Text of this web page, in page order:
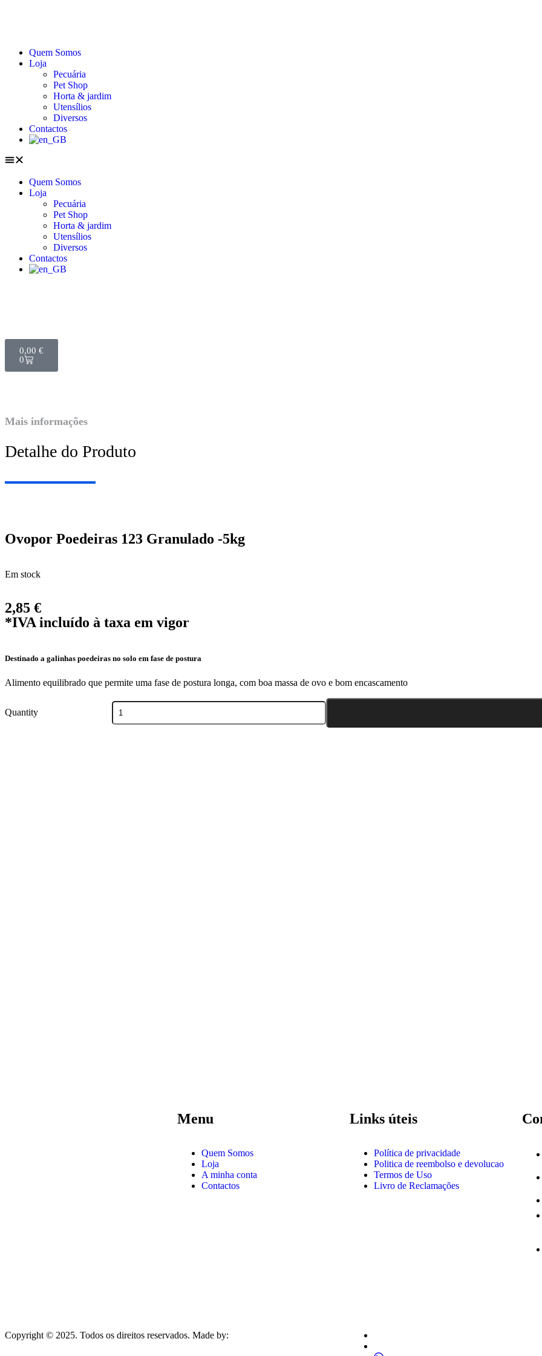
Quem Somos
Loja
Pecuária
Pet Shop
Horta & jardim
Utensílios
Diversos
Contactos
Quem Somos
Loja
Pecuária
Pet Shop
Horta & jardim
Utensílios
Diversos
Contactos
0,00 €
0
Mais informações
Detalhe do Produto
Ovopor Poedeiras 123 Granulado -5kg
Em stock
2,85 €
*IVA incluído à taxa em vigor
Destinado a galinhas poedeiras no solo em fase de postura
Alimento equilibrado que permite uma fase de postura longa, com boa massa de ovo e bom encascamento
Quantity
Menu
Quem Somos
Loja
A minha conta
Contactos
Links úteis
Política de privacidade
Politica de reembolso e devolucao
Termos de Uso
Livro de Reclamações
Copyright © 2025. Todos os direitos reservados. Made by: